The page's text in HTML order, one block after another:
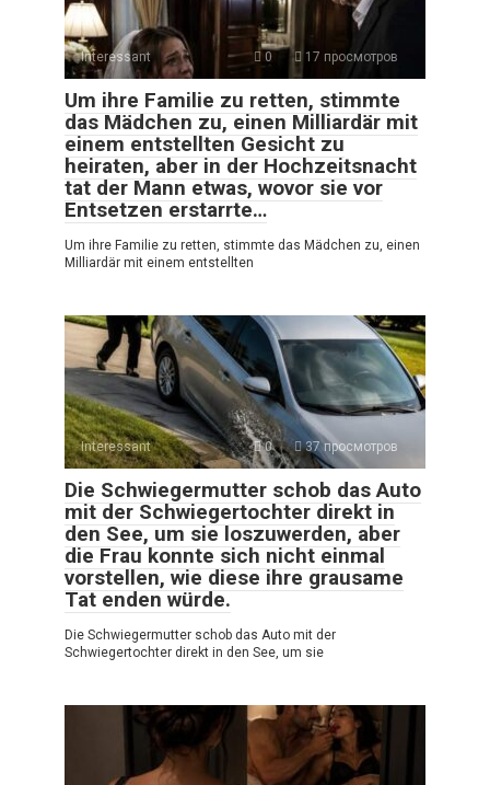
Interessant 0 17 просмотров
Um ihre Familie zu retten, stimmte
das Mädchen zu, einen Milliardär mit
einem entstellten Gesicht zu
heiraten, aber in der Hochzeitsnacht
tat der Mann etwas, wovor sie vor
Entsetzen erstarrte…
Um ihre Familie zu retten, stimmte das Mädchen zu, einen
Milliardär mit einem entstellten
Interessant 0 37 просмотров
Die Schwiegermutter schob das Auto
mit der Schwiegertochter direkt in
den See, um sie loszuwerden, aber
die Frau konnte sich nicht einmal
vorstellen, wie diese ihre grausame
Tat enden würde.
Die Schwiegermutter schob das Auto mit der
Schwiegertochter direkt in den See, um sie